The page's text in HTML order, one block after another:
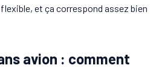
et ça correspond assez bien
avion : comment